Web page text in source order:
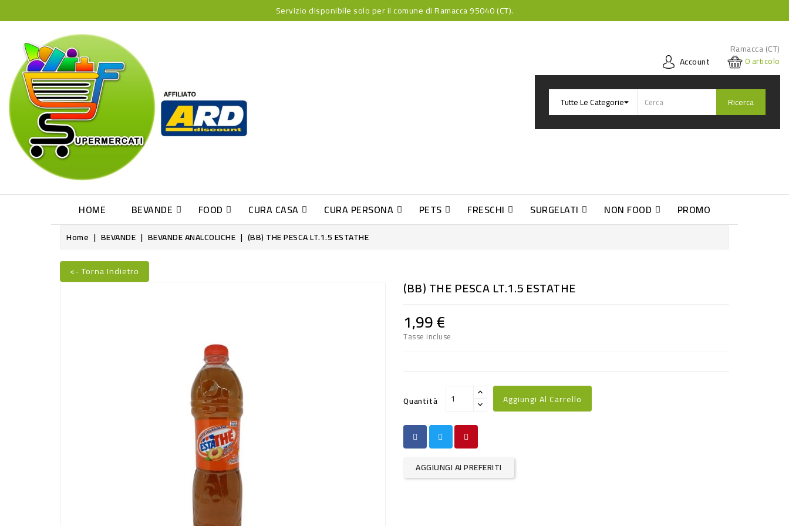
Servizio disponibile solo per il comune di Ramacca 95040 (CT).
Ramacca (CT)
Account
0articolo
Ricerca
HOME BEVANDE FOOD CURA CASA CURA PERSONA PETS FRESCHI SURGELATI NON FOOD PROMO
Home BEVANDE BEVANDE ANALCOLICHE (BB) THE PESCA LT.1.5 ESTATHE
<- Torna Indietro
(BB) THE PESCA LT.1.5 ESTATHE
1,99 €
Tasse incluse
Quantità Aggiungi Al Carrello
AGGIUNGI AI PREFERITI